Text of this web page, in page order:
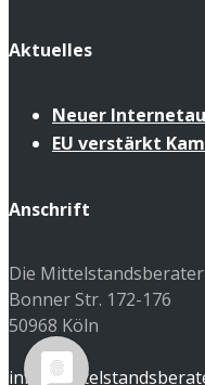
Aktuelles
Neuer
EU verstärkt
Anschrift
Die Mittelstandsberater
Bonner Str. 172-176
50968 Köln